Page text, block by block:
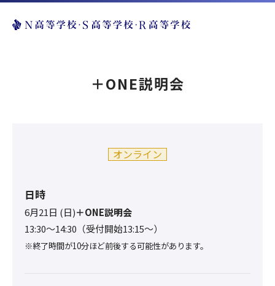
＋ONE説明会
オンライン
日時
6月21日 (日)＋ONE説明会
13:30〜14:30（受付開始13:15～）
※終了時間が10分ほど前後する可能性があります。